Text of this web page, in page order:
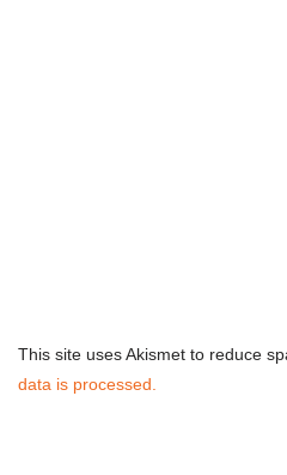
This site uses Akismet to reduce
data is processed.